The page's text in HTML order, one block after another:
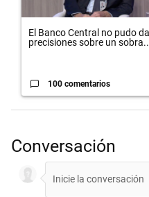
El Banco Central no pudo
precisiones sobre un
100 comentarios
Conversación